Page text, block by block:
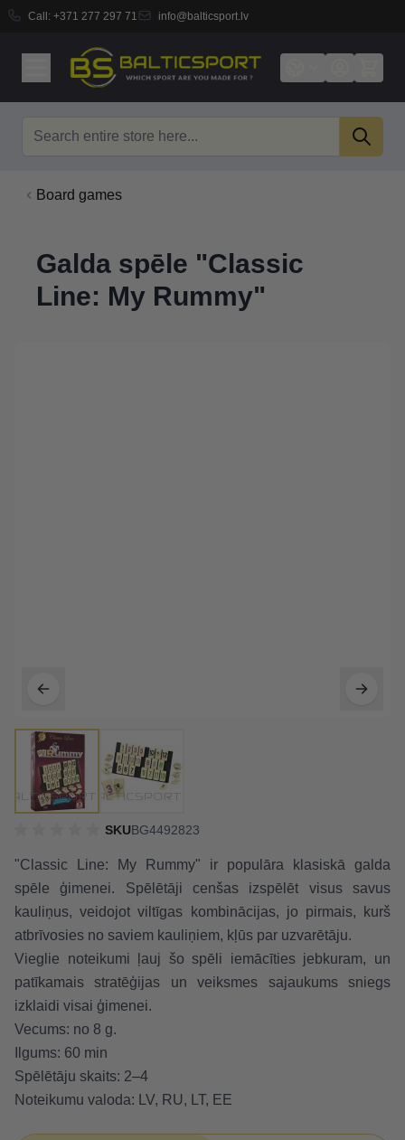
Call: +371 277 297 71 info@balticsport.lv
Board games
Galda spēle "Classic
Line: My Rummy"
SKUBG4492823
"Classic Line: My Rummy" ir populāra klasiskā galda
spēle ģimenei. Spēlētāji cenšas izspēlēt visus savus
kauliņus, veidojot viltīgas kombinācijas, jo pirmais, kurš
atbrīvosies no saviem kauliņiem, kļūs par uzvarētāju.
Vieglie noteikumi ļauj šo spēli iemācīties jebkuram, un
patīkamais stratēģijas un veiksmes sajaukums sniegs
izklaidi visai ģimenei.
Vecums: no 8 g.
Ilgums: 60 min
Spēlētāju skaits: 2–4
Noteikumu valoda: LV, RU, LT, EE